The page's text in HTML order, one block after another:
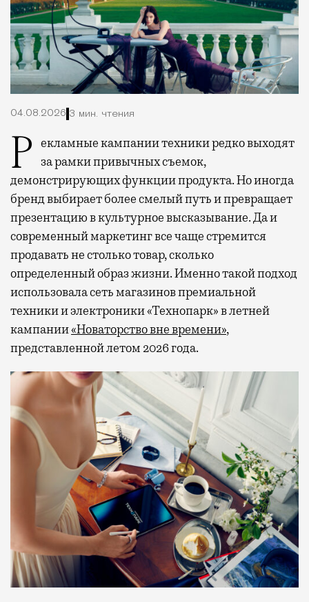
04.08.2026 3 мин. чтения
Рекламные кампании техники редко выходят
за рамки привычных съемок,
демонстрирующих функции продукта. Но иногда
бренд выбирает более смелый путь и превращает
презентацию в культурное высказывание. Да и
современный маркетинг все чаще стремится
продавать не столько товар, сколько
определенный образ жизни. Именно такой подход
использовала сеть магазинов премиальной
техники и электроники «Технопарк» в летней
кампании«Новаторство вне времени»,
представленной летом 2026 года.